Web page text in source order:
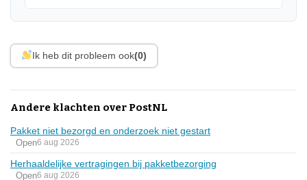
Ik heb dit probleem ook(0)
Andere klachten over PostNL
Pakket niet bezorgd en onderzoek niet gestart
Open6 aug 2026
Herhaaldelijke vertragingen bij pakketbezorging
Open6 aug 2026